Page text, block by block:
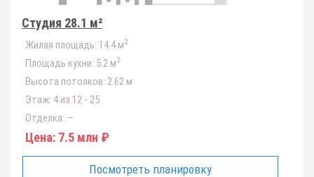
Студия 28.1 м²
Жилая площадь: 14.4 м2
Площадь кухни: 5.2 м2
Высота потолков: 2.62 м
Этаж: 4 из 12 - 25
Отделка: —
Цена: 7.5 млн ₽
Посмотреть планировку